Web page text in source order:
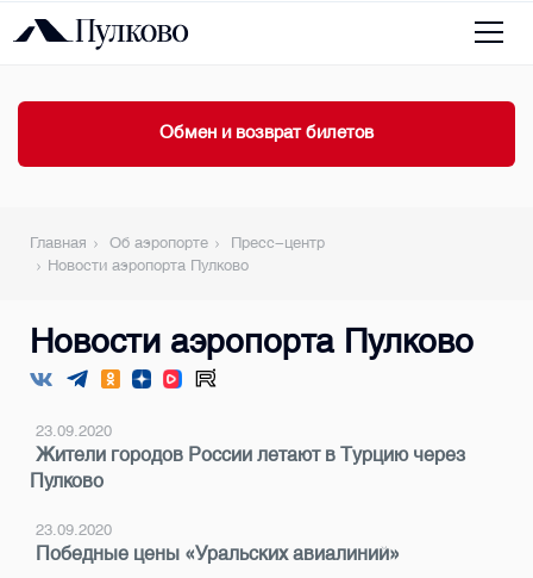
Обмен и возврат билетов
Главная Об аэропорте
Пресс-центр
Новости аэропорта Пулково
Новости аэропорта Пулково
23.09.2020
Жители городов России летают в Турцию через
Пулково
23.09.2020
Победные цены «Уральских авиалиний»